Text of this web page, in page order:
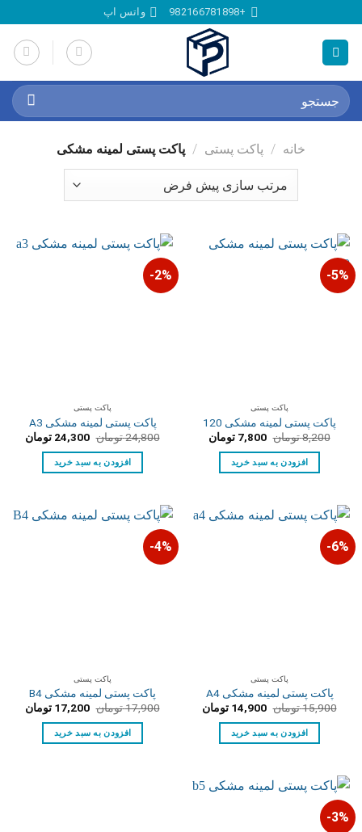
to
content
+982166781898 واتس اپ
جستجو
برای:
خانه / پاکت پستی / پاکت پستی لمینه مشکی
5%-
پاکت پستی
پاکت پستی لمینه مشکی 120
8,200تومان قیمت
اصلی:
8,200 تومان
بود.
7,800 تومانقیمت
افزودن به سبد خرید
2%-
پاکت پستی
پاکت پستی لمینه مشکی A3
24,800تومان قیمت
اصلی:
24,800 تومان
بود.
24,300 تومانقیمت
افزودن به سبد خرید
6%-
پاکت پستی
پاکت پستی لمینه مشکی A4
15,900تومان قیمت
اصلی:
15,900 تومان
بود.
14,900 تومانقیمت
افزودن به سبد خرید
4%-
پاکت پستی
پاکت پستی لمینه مشکی B4
17,900تومان قیمت
اصلی:
17,900 تومان
بود.
17,200 تومانقیمت
افزودن به سبد خرید
3%-